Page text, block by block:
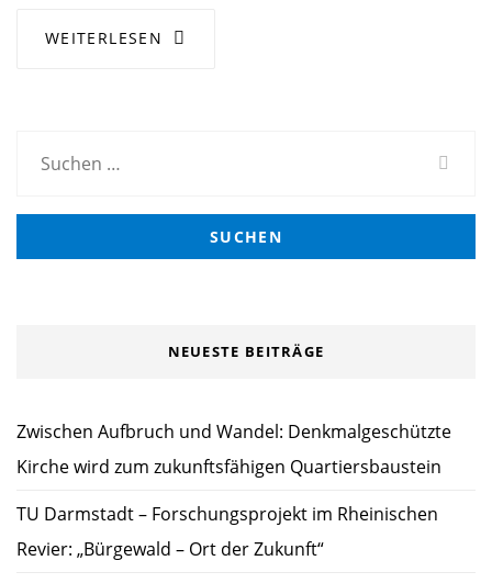
WEITERLESEN
NEUESTE BEITRÄGE
Zwischen Aufbruch und Wandel: Denkmalgeschützte
Kirche wird zum zukunftsfähigen Quartiersbaustein
TU Darmstadt – Forschungsprojekt im Rheinischen
Revier: „Bürgewald – Ort der Zukunft“